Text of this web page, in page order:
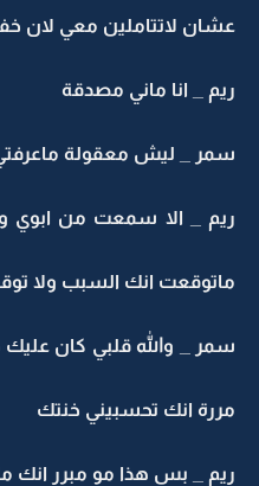
عشان لاتتاملين معي لان
ريم _ انا ماني مصدقة
سمر _ ليش معقولة
ريم _ الا سمعت من ابوي
ماتوقعت انك السبب ولا
سمر _ والله قلبي كان
مررة انك تحسبيني خنتك
ريم _ بس هذا مو مبرر انك